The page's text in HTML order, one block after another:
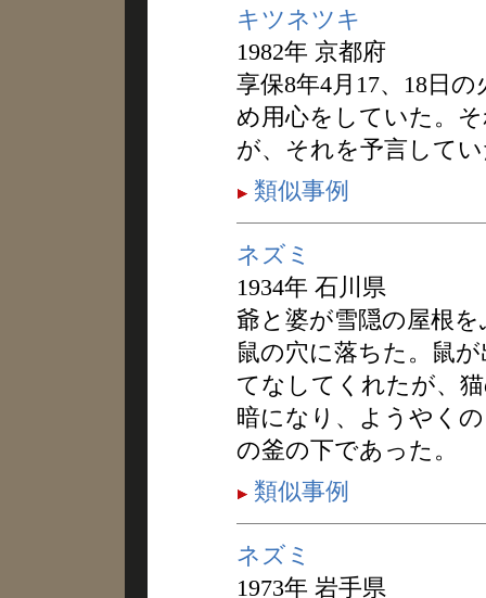
キツネツキ
1982年 京都府
享保8年4月17、18日
め用心をしていた。
が、それを予言して
類似事例
ネズミ
1934年 石川県
爺と婆が雪隠の屋根
鼠の穴に落ちた。鼠
てなしてくれたが、
暗になり、ようやく
の釜の下であった。
類似事例
ネズミ
1973年 岩手県